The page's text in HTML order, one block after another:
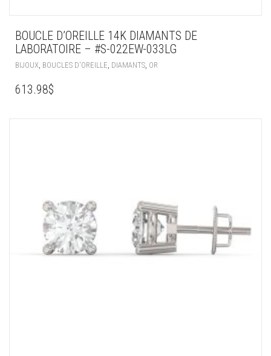
BOUCLE D’OREILLE 14K DIAMANTS DE
LABORATOIRE – #S-022EW-033LG
BIJOUX BOUCLES D'OREILLE DIAMANTS OR
613.98$